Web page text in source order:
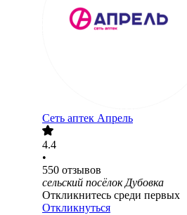
Сеть аптек Апрель
4.4
•
550 отзывов
сельский посёлок Дубовка
Откликнитесь среди первых
Откликнуться